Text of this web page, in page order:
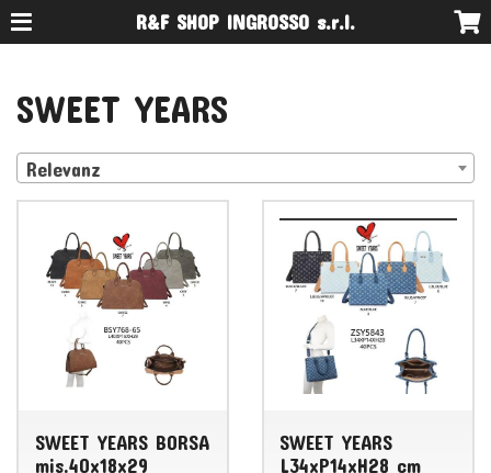
R&F SHOP INGROSSO s.r.l.
SWEET YEARS
Relevanz
SWEET YEARS BORSA
mis.40x18x29
SWEET YEARS
L34xP14xH28 cm